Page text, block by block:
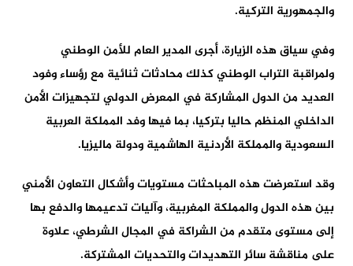
والجمهورية التركية.
وفي سياق هذه الزيارة، أجرى المدير العام للأمن الوطني
ولمراقبة التراب الوطني كذلك محادثات ثنائية مع رؤساء وفود
العديد من الدول المشاركة في المعرض الدولي لتجهيزات الأمن
الداخلي المنظم حاليا بتركيا، بما فيها وفد المملكة العربية
السعودية والمملكة الأردنية الهاشمية ودولة ماليزيا.
وقد استعرضت هذه المباحثات مستويات وأشكال التعاون الأمني
بين هذه الدول والمملكة المغربية، وآليات تدعيمها والدفع بها
إلى مستوى متقدم من الشراكة في المجال الشرطي، علاوة
على مناقشة سائر التهديدات والتحديات المشتركة.